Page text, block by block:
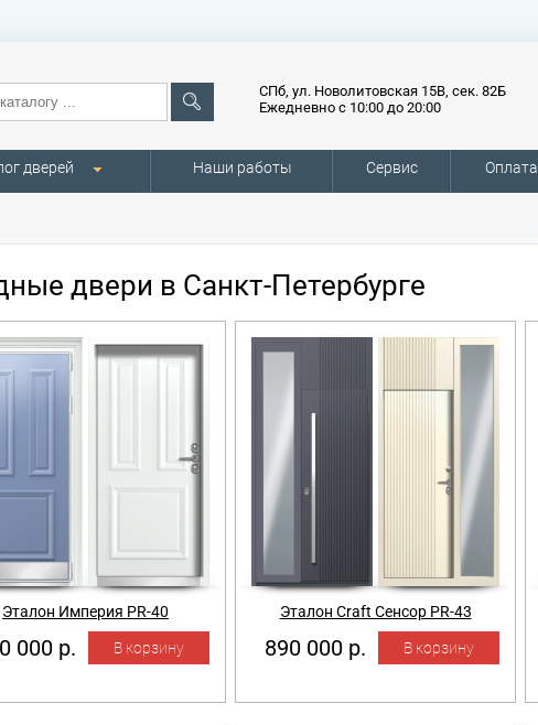
СПб, ул. Новолитовская 15В, сек. 82Б
Ежедневно с 10:00 до 20:00
дверей Наши работы Сервис Оплата
двери в Санкт-Петербурге
Эталон Империя PR-40
000 р.
Эталон Craft Сенсор PR-43
890 000 р.